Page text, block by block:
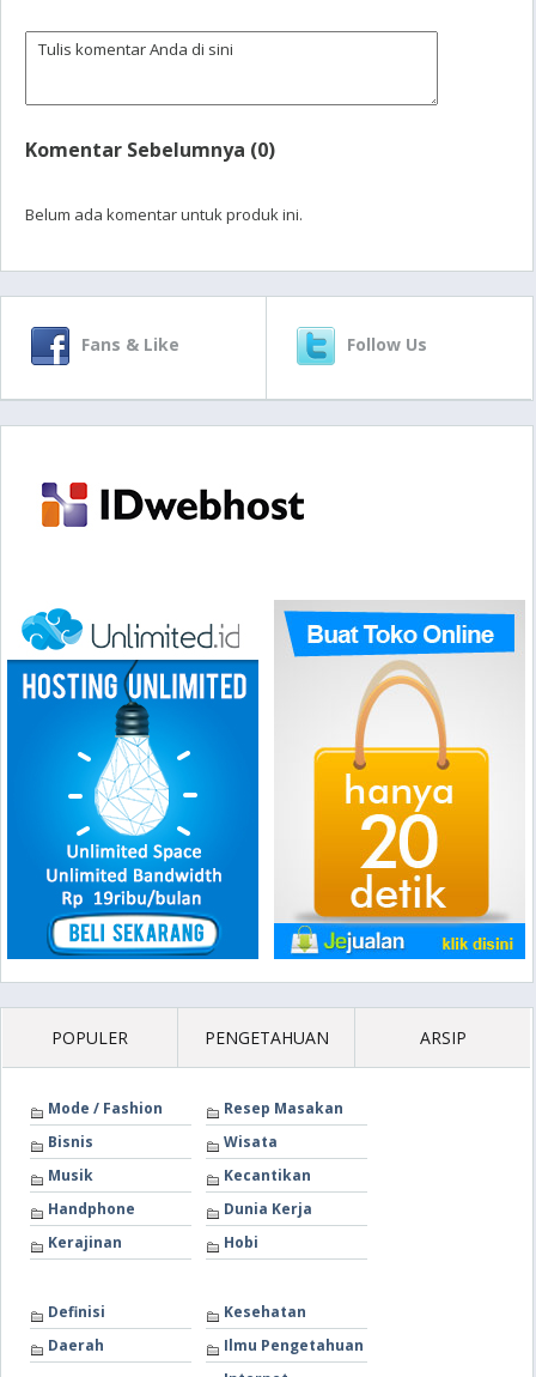
Komentar Sebelumnya (0)
Belum ada komentar untuk produk ini.
Fans & Like Follow Us
POPULER PENGETAHUAN ARSIP
Mode / Fashion
Resep Masakan
Bisnis
Wisata
Musik
Kecantikan
Handphone
Dunia Kerja
Kerajinan
Hobi
Definisi
Kesehatan
Daerah
Ilmu Pengetahuan